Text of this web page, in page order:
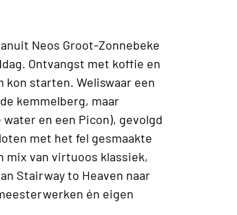
Neos Groot-Zonnebeke
Ontvangst met koffie en
kon starten. Weliswaar een
kemmelberg, maar
en een Picon), gevolgd
met het fel gesmaakte
mix van virtuoos klassiek,
Stairway to Heaven naar
én eigen